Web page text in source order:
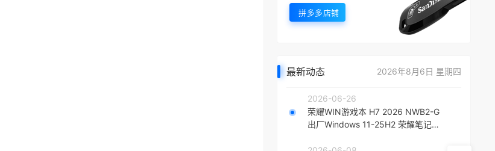
拼多多店铺
最新动态 2026年8月6日 星期四
2026-06-26
荣耀WIN游戏本 H7 2026 NWB2-G
出厂Windows 11-25H2 荣耀笔记本